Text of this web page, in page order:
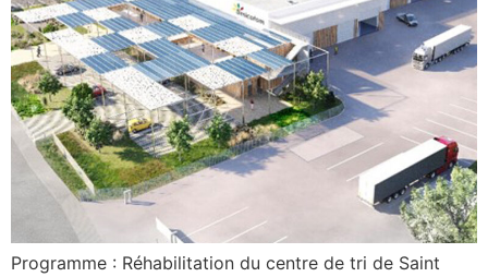
Programme : Réhabilitation du centre de tri de Saint